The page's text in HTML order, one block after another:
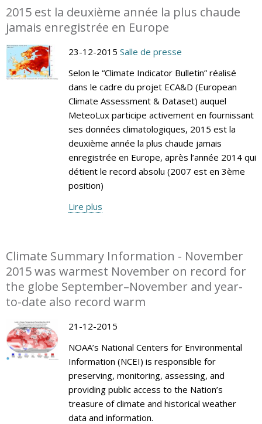
2015 est la deuxième année la plus chaude
jamais enregistrée en Europe
23-12-2015 Salle de presse
Selon le “Climate Indicator Bulletin” réalisé
dans le cadre du projet ECA&D (European
Climate Assessment & Dataset) auquel
MeteoLux participe activement en fournissant
ses données climatologiques, 2015 est la
deuxième année la plus chaude jamais
enregistrée en Europe, après l’année 2014 qui
détient le record absolu (2007 est en 3ème
position)
Lire plus
Climate Summary Information - November
2015 was warmest November on record for
the globe September–November and year-
to-date also record warm
21-12-2015
NOAA’s National Centers for Environmental
Information (NCEI) is responsible for
preserving, monitoring, assessing, and
providing public access to the Nation’s
treasure of climate and historical weather
data and information.